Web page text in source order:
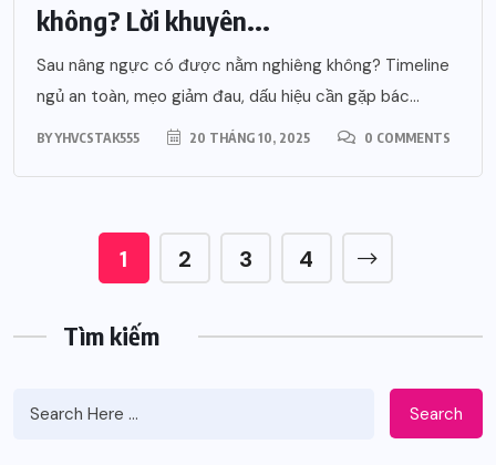
không? Lời khuyên...
Sau nâng ngực có được nằm nghiêng không? Timeline
ngủ an toàn, mẹo giảm đau, dấu hiệu cần gặp bác...
BYYHVCSTAK555 20 THÁNG 10, 2025 0 COMMENTS
1 2 3 4
Tìm kiếm
Search